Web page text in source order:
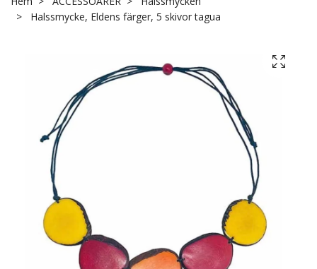
Halssmycke, Eldens färger, 5 skivor tagua